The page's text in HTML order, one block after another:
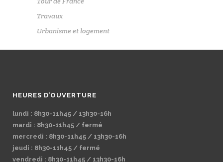
Travaux
Urbanisme et logement
HEURES D’OUVERTURE
lundi : 8h30-11h45 / 13h30-16h
mardi : 8h30-11h45 / fermé
mercredi : 8h30-11h45 / 13h30-16h
jeudi : 8h30-11h45 / fermé
vendredi : 8h30-11h45 / 13h30-16h